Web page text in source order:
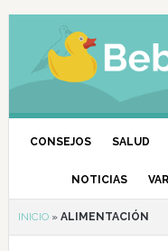
CONSEJOS SALUD
NOTICIAS
INICIO» ALIMENTACIÓN